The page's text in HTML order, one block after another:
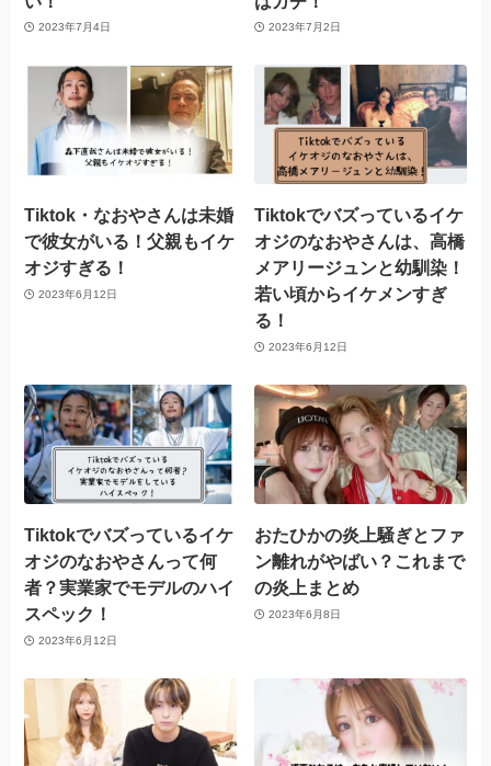
2023年7月4日 2023年7月2日
Tiktok・なおやさんは未婚
で彼女がいる！父親もイケ
オジすぎる！
2023年6月12日
Tiktokでバズっているイケ
オジのなおやさんは、高橋
メアリージュンと幼馴染！
若い頃からイケメンすぎ
る！
2023年6月12日
Tiktokでバズっているイケ
オジのなおやさんって何
者？実業家でモデルのハイ
スペック！
2023年6月12日
おたひかの炎上騒ぎとファ
ン離れがやばい？これまで
の炎上まとめ
2023年6月8日